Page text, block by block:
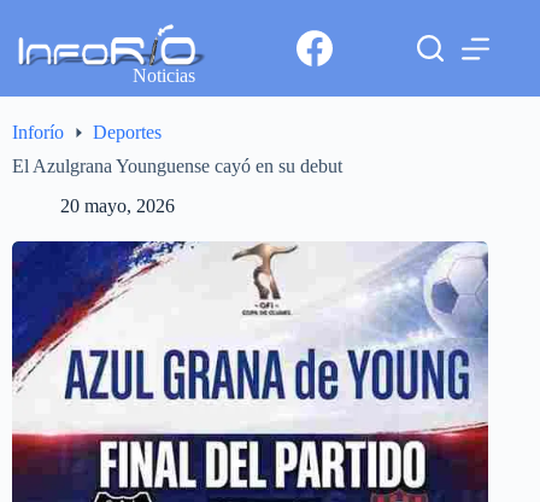
Noticias
Inforío
Deportes
El Azulgrana Younguense cayó en su debut
20 mayo, 2026